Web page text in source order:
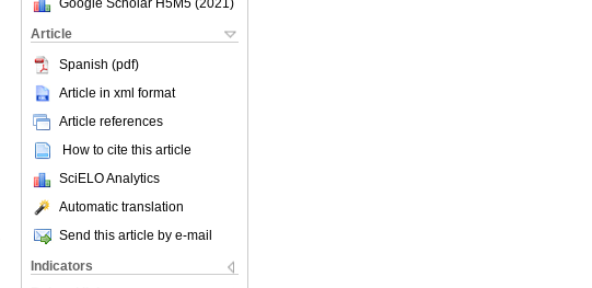
Article
Spanish (pdf)
Article in xml format
Article references
How to cite this article
SciELO Analytics
Automatic translation
Send this article by e-mail
Indicators